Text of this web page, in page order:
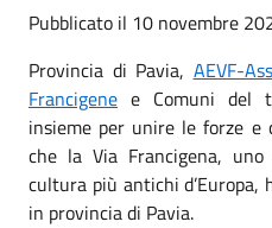
Pubblicato il 10 novembre
Provincia di Pavia, AEVF-
Francigene e Comuni del
insieme per unire le forze
che la Via Francigena,
cultura più antichi
in provincia di Pavia.